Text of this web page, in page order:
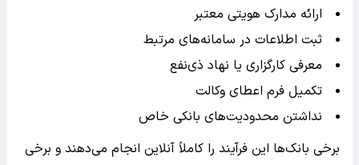
ارائه مدارک هویتی معتبر
ثبت اطلاعات در سامانه‌های مرتبط
معرفی کارگزاری یا نهاد ذی‌نفع
تکمیل فرم اعطای وکالت
نداشتن محدودیت‌های بانکی خاص
برخی بانک‌ها این فرآیند را کاملاً آنلاین انجام می‌دهند و برخی